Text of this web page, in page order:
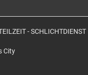
- SCHLICHTDIENST
City